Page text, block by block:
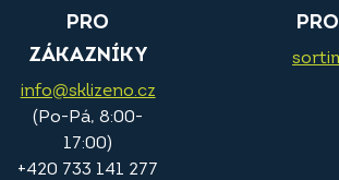
PRO
ZÁKAZNÍKY
info@sklizeno.cz
(Po-Pá, 8:00-
17:00)
+420 733 141 277